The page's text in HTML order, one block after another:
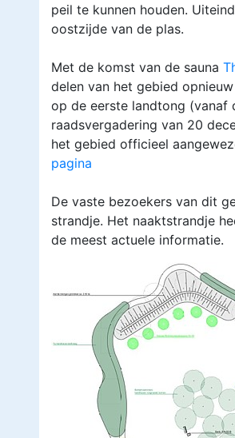
peil te kunnen houden.
oostzijde van de plas.
Met de komst van de sauna
delen van het gebied
op de eerste landtong (vanaf
raadsvergadering van 20
het gebied officieel
pagina
De vaste bezoekers van dit
strandje. Het naaktstrandje
de meest actuele informatie.